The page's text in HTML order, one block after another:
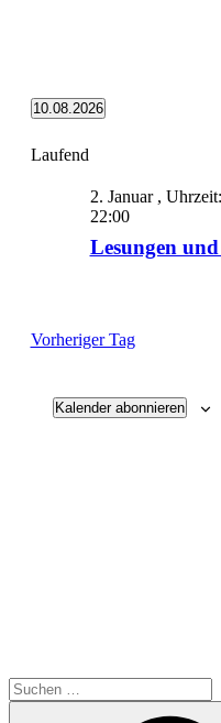
10.08.2026
wählen.
Laufend
2. Januar ,
22:00
Lesungen
Vorheriger Tag
Kalender abonnieren
Suche
nach: